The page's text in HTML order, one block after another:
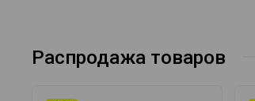
Распродажа товаров